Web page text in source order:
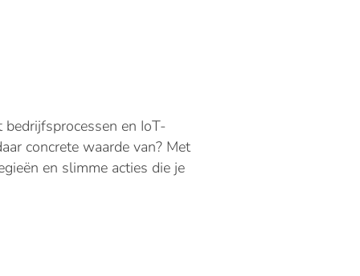
en IoT-
concrete waarde van? Met
en slimme acties die je